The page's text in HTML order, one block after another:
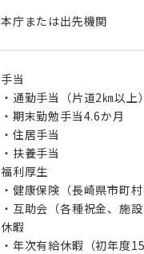
本庁または出先機関
手当
・通勤手当（片道2㎞以上）
・期末勤勉手当4.6か月
・住居手当
・扶養手当
福利厚生
・健康保険（長崎県市町村
・互助会（各種祝金、施設
休暇
・年次有給休暇（初年度